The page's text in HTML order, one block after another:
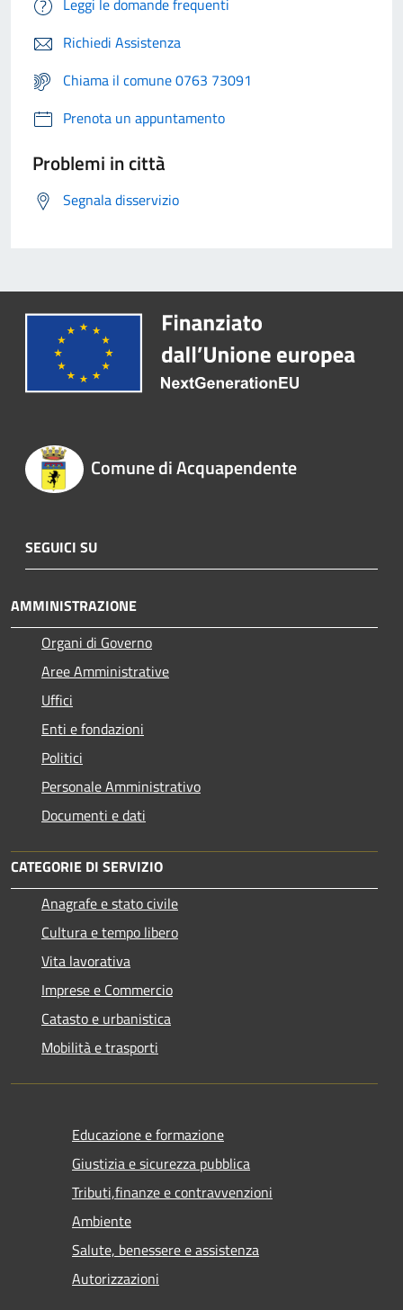
Leggi le domande frequenti
Richiedi Assistenza
Chiama il comune 0763 73091
Prenota un appuntamento
Problemi in città
Segnala disservizio
Comune di Acquapendente
SEGUICI SU
AMMINISTRAZIONE
Organi di Governo
Aree Amministrative
Uffici
Enti e fondazioni
Politici
Personale Amministrativo
Documenti e dati
CATEGORIE DI SERVIZIO
Anagrafe e stato civile
Cultura e tempo libero
Vita lavorativa
Imprese e Commercio
Catasto e urbanistica
Mobilità e trasporti
Educazione e formazione
Giustizia e sicurezza pubblica
Tributi,finanze e contravvenzioni
Ambiente
Salute, benessere e assistenza
Autorizzazioni